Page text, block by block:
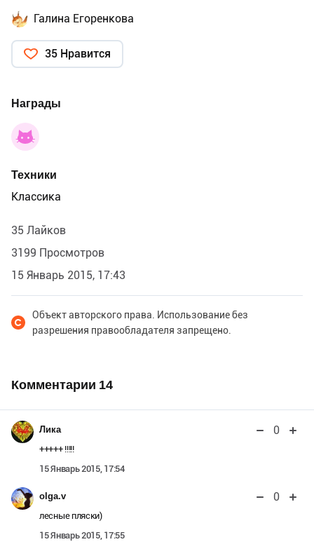
Галина Егоренкова
35 Нравится
Награды
Техники
Классика
35 Лайков
3199 Просмотров
15 Январь 2015, 17:43
Объект авторского права. Использование без
разрешения правообладателя запрещено.
Комментарии 14
Лика 0
+++++ !!!!!
15 Январь 2015, 17:54
olga.v 0
лесные пляски)
15 Январь 2015, 17:55